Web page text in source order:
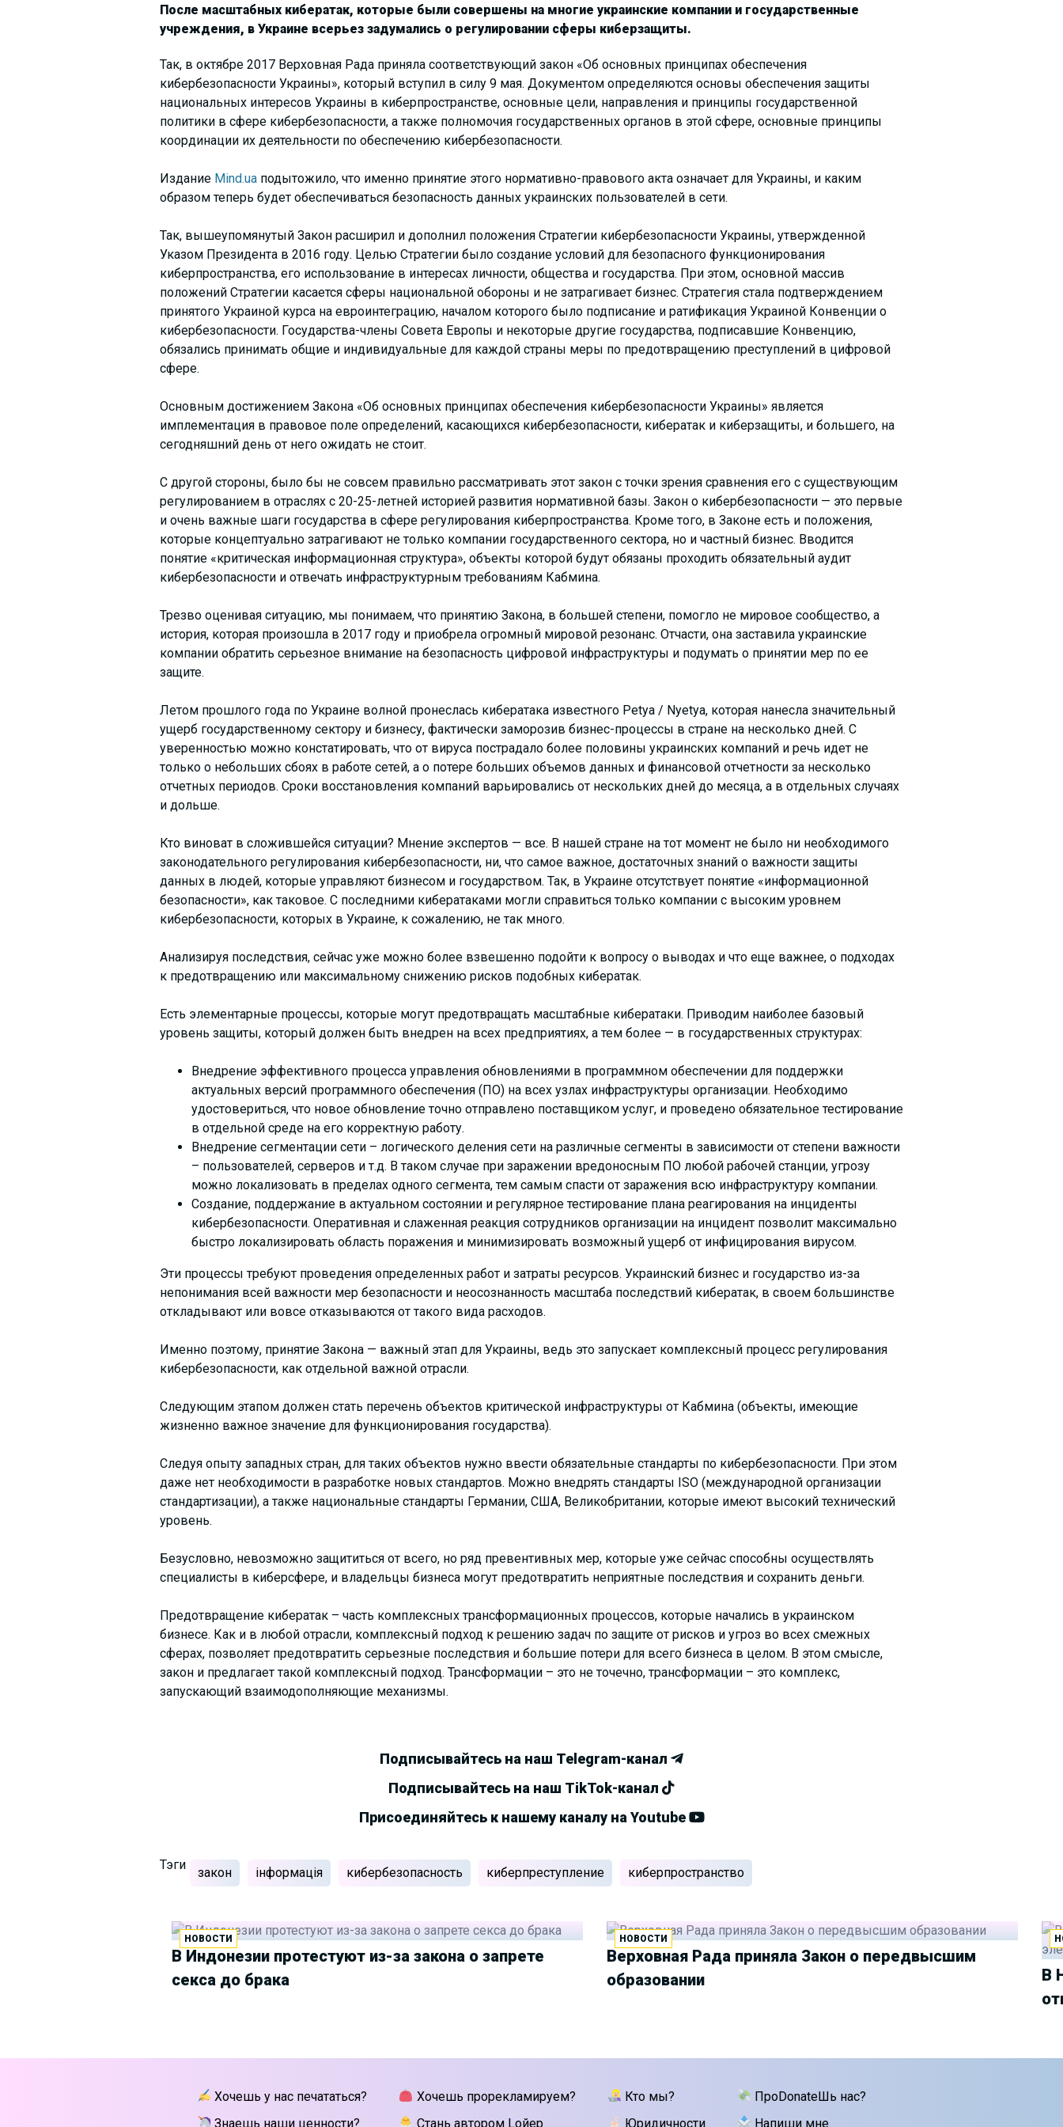
После масштабных кибератак, которые были совершены на многие украинские компании и государственные
учреждения, в Украине всерьез задумались о регулировании сферы киберзащиты.
Так, в октябре 2017 Верховная Рада приняла соответствующий закон «Об основных принципах обеспечения
кибербезопасности Украины», который вступил в силу 9 мая. Документом определяются основы обеспечения защиты
национальных интересов Украины в киберпространстве, основные цели, направления и принципы государственной
политики в сфере кибербезопасности, а также полномочия государственных органов в этой сфере, основные принципы
координации их деятельности по обеспечению кибербезопасности.
Издание Mind.uaподытожило, что именно принятие этого нормативно-правового акта означает для Украины, и каким
образом теперь будет обеспечиваться безопасность данных украинских пользователей в сети.
Так, вышеупомянутый Закон расширил и дополнил положения Стратегии кибербезопасности Украины, утвержденной
Указом Президента в 2016 году. Целью Стратегии было создание условий для безопасного функционирования
киберпространства, его использование в интересах личности, общества и государства. При этом, основной массив
положений Стратегии касается сферы национальной обороны и не затрагивает бизнес. Стратегия стала подтверждением
принятого Украиной курса на евроинтеграцию, началом которого было подписание и ратификация Украиной Конвенции о
кибербезопасности. Государства-члены Совета Европы и некоторые другие государства, подписавшие Конвенцию,
обязались принимать общие и индивидуальные для каждой страны меры по предотвращению преступлений в цифровой
сфере.
Основным достижением Закона «Об основных принципах обеспечения кибербезопасности Украины» является
имплементация в правовое поле определений, касающихся кибербезопасности, кибератак и киберзащиты, и большего, на
сегодняшний день от него ожидать не стоит.
С другой стороны, было бы не совсем правильно рассматривать этот закон с точки зрения сравнения его с существующим
регулированием в отраслях с 20-25-летней историей развития нормативной базы. Закон о кибербезопасности — это первые
и очень важные шаги государства в сфере регулирования киберпространства. Кроме того, в Законе есть и положения,
которые концептуально затрагивают не только компании государственного сектора, но и частный бизнес. Вводится
понятие «критическая информационная структура», объекты которой будут обязаны проходить обязательный аудит
кибербезопасности и отвечать инфраструктурным требованиям Кабмина.
Трезво оценивая ситуацию, мы понимаем, что принятию Закона, в большей степени, помогло не мировое сообщество, а
история, которая произошла в 2017 году и приобрела огромный мировой резонанс. Отчасти, она заставила украинские
компании обратить серьезное внимание на безопасность цифровой инфраструктуры и подумать о принятии мер по ее
защите.
Летом прошлого года по Украине волной пронеслась кибератака известного Petya / Nyetya, которая нанесла значительный
ущерб государственному сектору и бизнесу, фактически заморозив бизнес-процессы в стране на несколько дней. С
уверенностью можно констатировать, что от вируса пострадало более половины украинских компаний и речь идет не
только о небольших сбоях в работе сетей, а о потере больших объемов данных и финансовой отчетности за несколько
отчетных периодов. Сроки восстановления компаний варьировались от нескольких дней до месяца, а в отдельных случаях
и дольше.
Кто виноват в сложившейся ситуации? Мнение экспертов — все. В нашей стране на тот момент не было ни необходимого
законодательного регулирования кибербезопасности, ни, что самое важное, достаточных знаний о важности защиты
данных в людей, которые управляют бизнесом и государством. Так, в Украине отсутствует понятие «информационной
безопасности», как таковое. С последними кибератаками могли справиться только компании с высоким уровнем
кибербезопасности, которых в Украине, к сожалению, не так много.
Анализируя последствия, сейчас уже можно более взвешенно подойти к вопросу о выводах и что еще важнее, о подходах
к предотвращению или максимальному снижению рисков подобных кибератак.
Есть элементарные процессы, которые могут предотвращать масштабные кибератаки. Приводим наиболее базовый
уровень защиты, который должен быть внедрен на всех предприятиях, а тем более — в государственных структурах:
Внедрение эффективного процесса управления обновлениями в программном обеспечении для поддержки
актуальных версий программного обеспечения (ПО) на всех узлах инфраструктуры организации. Необходимо
удостовериться, что новое обновление точно отправлено поставщиком услуг, и проведено обязательное тестирование
в отдельной среде на его корректную работу.
Внедрение сегментации сети – логического деления сети на различные сегменты в зависимости от степени важности
– пользователей, серверов и т.д. В таком случае при заражении вредоносным ПО любой рабочей станции, угрозу
можно локализовать в пределах одного сегмента, тем самым спасти от заражения всю инфраструктуру компании.
Создание, поддержание в актуальном состоянии и регулярное тестирование плана реагирования на инциденты
кибербезопасности. Оперативная и слаженная реакция сотрудников организации на инцидент позволит максимально
быстро локализировать область поражения и минимизировать возможный ущерб от инфицирования вирусом.
Эти процессы требуют проведения определенных работ и затраты ресурсов. Украинский бизнес и государство из-за
непонимания всей важности мер безопасности и неосознанность масштаба последствий кибератак, в своем большинстве
откладывают или вовсе отказываются от такого вида расходов.
Именно поэтому, принятие Закона — важный этап для Украины, ведь это запускает комплексный процесс регулирования
кибербезопасности, как отдельной важной отрасли.
Следующим этапом должен стать перечень объектов критической инфраструктуры от Кабмина (объекты, имеющие
жизненно важное значение для функционирования государства).
Следуя опыту западных стран, для таких объектов нужно ввести обязательные стандарты по кибербезопасности. При этом
даже нет необходимости в разработке новых стандартов. Можно внедрять стандарты ISO (международной организации
стандартизации), а также национальные стандарты Германии, США, Великобритании, которые имеют высокий технический
уровень.
Безусловно, невозможно защититься от всего, но ряд превентивных мер, которые уже сейчас способны осуществлять
специалисты в киберсфере, и владельцы бизнеса могут предотвратить неприятные последствия и сохранить деньги.
Предотвращение кибератак – часть комплексных трансформационных процессов, которые начались в украинском
бизнесе. Как и в любой отрасли, комплексный подход к решению задач по защите от рисков и угроз во всех смежных
сферах, позволяет предотвратить серьезные последствия и большие потери для всего бизнеса в целом. В этом смысле,
закон и предлагает такой комплексный подход. Трансформации – это не точечно, трансформации – это комплекс,
запускающий взаимодополняющие механизмы.
Подписывайтесь на наш Telegram-канал
Подписывайтесь на наш TikTok-канал
Присоединяйтесь к нашему каналу на Youtube
Тэги
закон інформація кибербезопасность киберпреступление киберпространство
НОВОСТИ
В Индонезии протестуют из-за закона о запрете
секса до брака
НОВОСТИ
Верховная Рада приняла Закон о передвысшим
образовании
В
Хочешь у нас печататься?
Знаешь наши ценности?
Хочешь прорекламируем?
Стань автором Lойер
Кто мы?
Юридичности
ПроDonateШь нас?
Напиши мне